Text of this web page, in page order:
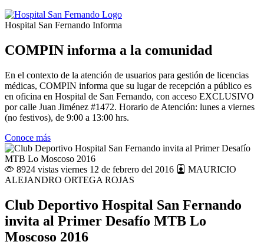
Hospital San Fernando Informa
COMPIN informa a la comunidad
En el contexto de la atención de usuarios para gestión de licencias
médicas, COMPIN informa que su lugar de recepción a público es
en oficina en Hospital de San Fernando, con acceso EXCLUSIVO
por calle Juan Jiménez #1472. Horario de Atención: lunes a viernes
(no festivos), de 9:00 a 13:00 hrs.
Conoce más
8924 vistas viernes 12 de febrero del 2016
MAURICIO
ALEJANDRO ORTEGA ROJAS
Club Deportivo Hospital San Fernando
invita al Primer Desafío MTB Lo
Moscoso 2016